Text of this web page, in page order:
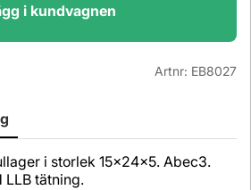
i kundvagnen
Artnr: EB8027
i storlek 15x24x5. Abec3.
LLB tätning.